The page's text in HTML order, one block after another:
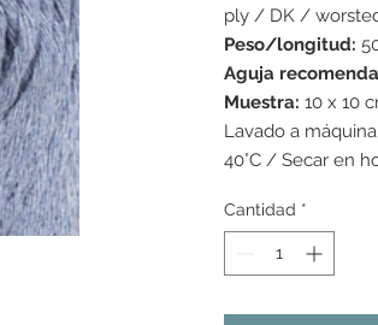
ply / DK /
Peso/longitud:
Aguja
Muestra: 10 x 10
Lavado a
40°C / Secar en
Cantidad *